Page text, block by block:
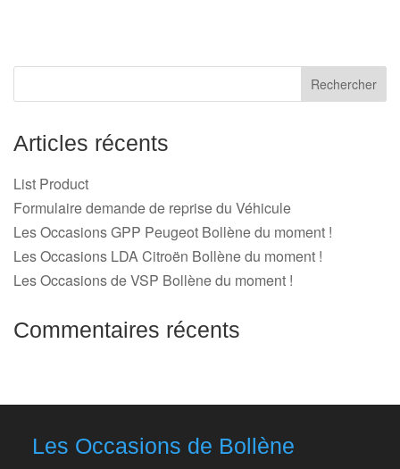
Articles récents
List Product
Formulaire demande de reprise du Véhicule
Les Occasions GPP Peugeot Bollène du moment !
Les Occasions LDA Citroën Bollène du moment !
Les Occasions de VSP Bollène du moment !
Commentaires récents
Les Occasions de Bollène